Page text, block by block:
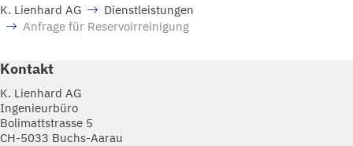
K. Lienhard AG
Dienstleistungen
Anfrage für Reservoirreinigung
Kontakt
K. Lienhard AG
Ingenieurbüro
Bolimattstrasse 5
CH-5033 Buchs-Aarau